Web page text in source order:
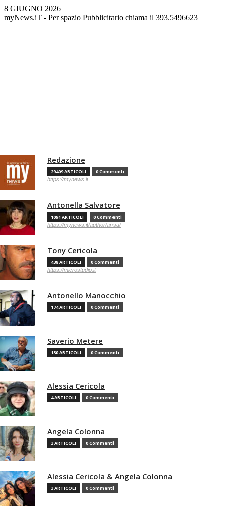
8 GIUGNO 2026
myNews.iT - Per spazio Pubblicitario chiama il 393.5496623
Redazione
29409 ARTICOLI 0 Commenti
https://mynews.it
Antonella Salvatore
1091 ARTICOLI 0 Commenti
https://mynews.it/author/ansa/
Tony Cericola
438 ARTICOLI 0 Commenti
https://microstudio.it
Antonello Manocchio
174 ARTICOLI 0 Commenti
Saverio Metere
130 ARTICOLI 0 Commenti
Alessia Cericola
4 ARTICOLI 0 Commenti
Angela Colonna
3 ARTICOLI 0 Commenti
Alessia Cericola & Angela Colonna
3 ARTICOLI 0 Commenti